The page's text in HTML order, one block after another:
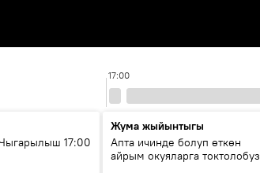
17:00
17:00
Жума жыйынтыгы
Апта ичинде болуп өткөн
айрым окуяларга токтолобуз